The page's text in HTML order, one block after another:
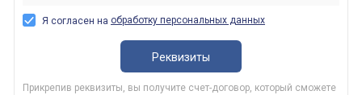
Я согласен на обработку персональных данных
Реквизиты
Прикрепив реквизиты, вы получите счет-договор, который сможете